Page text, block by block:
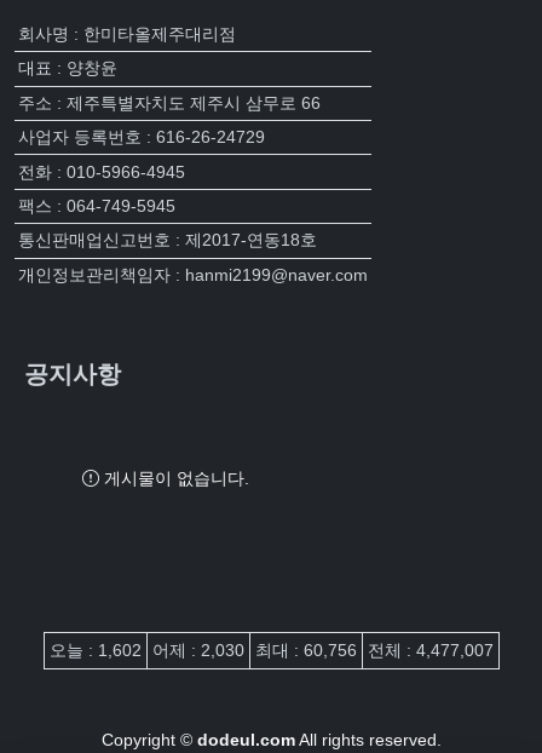
회사명 : 한미타올제주대리점
대표 : 양창윤
주소 : 제주특별자치도 제주시 삼무로 66
사업자 등록번호 : 616-26-24729
전화 : 010-5966-4945
팩스 : 064-749-5945
통신판매업신고번호 : 제2017-연동18호
개인정보관리책임자 : hanmi2199@naver.com
공지사항
게시물이 없습니다.
접속자집계
오늘 : 1,602 어제 : 2,030 최대 : 60,756 전체 : 4,477,007
Copyright © dodeul.comAll rights reserved.